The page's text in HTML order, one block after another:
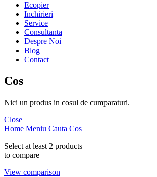
Ecopier
Inchirieri
Service
Consultanta
Despre Noi
Blog
Contact
Cos
Nici un produs in cosul de cumparaturi.
Close
Home Meniu Cauta Cos
Select at least 2 products
to compare
View comparison